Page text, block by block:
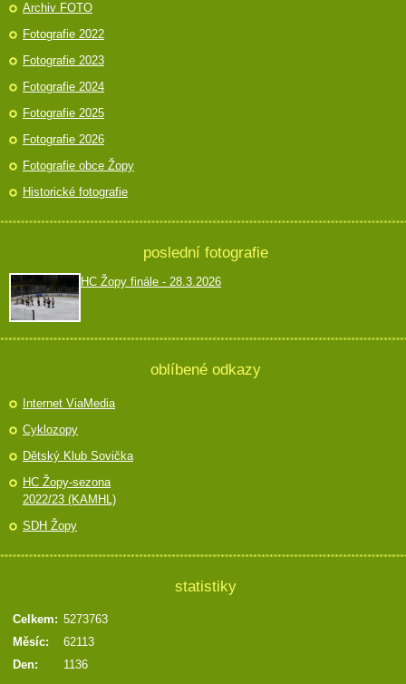
Archiv FOTO
Fotografie 2022
Fotografie 2023
Fotografie 2024
Fotografie 2025
Fotografie 2026
Fotografie obce Žopy
Historické fotografie
poslední fotografie
HC Žopy finále - 28.3.2026
oblíbené odkazy
Internet ViaMedia
Cyklozopy
Dětský Klub Sovička
HC Žopy-sezona
2022/23 (KAMHL)
SDH Žopy
statistiky
Celkem: 5273763
Měsíc:
62113
Den:
1136